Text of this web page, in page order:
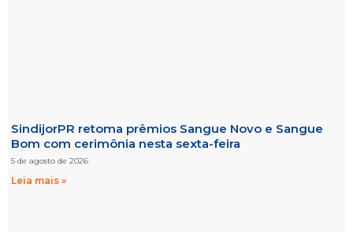
SindijorPR retoma prêmios Sangue Novo e Sangue
Bom com cerimônia nesta sexta-feira
5 de agosto de 2026
Leia mais »